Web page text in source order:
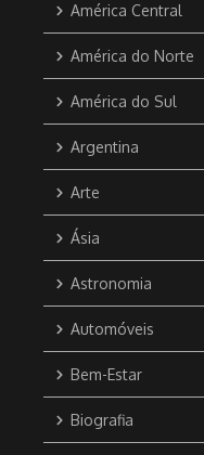
América Central
América do Norte
América do Sul
Argentina
Arte
Ásia
Astronomia
Automóveis
Bem-Estar
Biografia